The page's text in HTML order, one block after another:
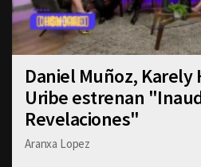
Daniel Muñoz, Karely
Uribe estrenan
Revelaciones"
Aranxa Lopez